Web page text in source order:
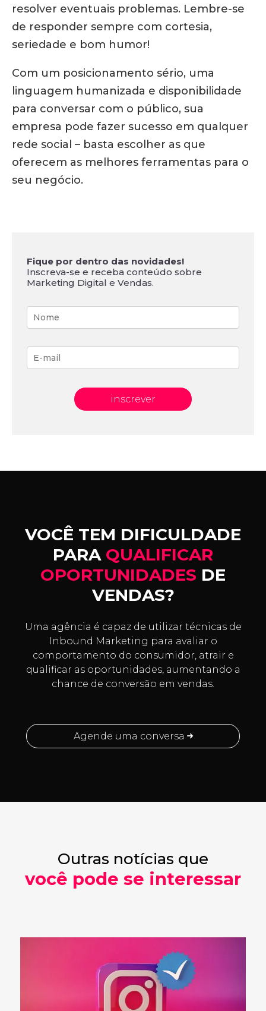
resolver eventuais problemas. Lembre-se
de responder sempre com cortesia,
seriedade e bom humor!
Com um posicionamento sério, uma
linguagem humanizada e disponibilidade
para conversar com o público, sua
empresa pode fazer sucesso em qualquer
rede social – basta escolher as que
oferecem as melhores ferramentas para o
seu negócio.
Fique por dentro das novidades!
Inscreva-se e receba conteúdo sobre
Marketing Digital e Vendas.
inscrever
VOCÊ TEM DIFICULDADE
PARA QUALIFICAR
OPORTUNIDADES DE
VENDAS?
Uma agência é capaz de utilizar técnicas de
Inbound Marketing para avaliar o
comportamento do consumidor, atrair e
qualificar as oportunidades, aumentando a
chance de conversão em vendas.
Agende uma conversa
Outras notícias que
você pode se interessar